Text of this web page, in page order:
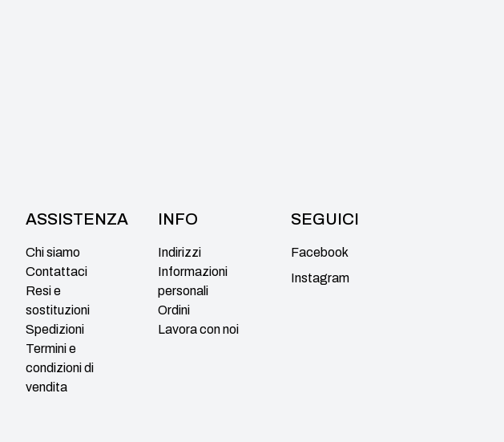
ASSISTENZA
Chi siamo
Contattaci
Resi e
sostituzioni
Spedizioni
Termini e
condizioni di
vendita
INFO
Indirizzi
Informazioni
personali
Ordini
Lavora con noi
SEGUICI
Facebook
Instagram